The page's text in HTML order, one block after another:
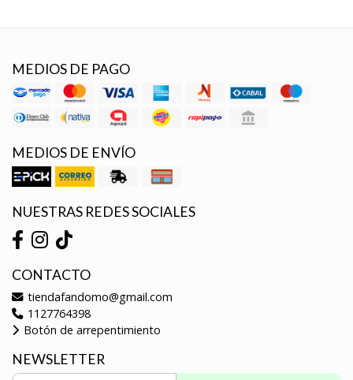
MEDIOS DE PAGO
MEDIOS DE ENVÍO
NUESTRAS REDES SOCIALES
CONTACTO
tiendafandomo@gmail.com
1127764398
Botón de arrepentimiento
NEWSLETTER